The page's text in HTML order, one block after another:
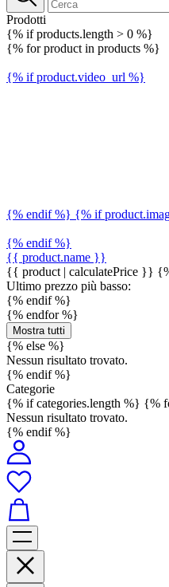
Prodotti
{% if products.length > 0 %}
{% for product in products %}
{% if product.video_url %}
{% endif %} {% if
{% endif %}
{{ product.name }}
{{ product | calculatePrice }}
Ultimo prezzo più basso:
{% endif %}
{% endfor %}
Mostra tutti
{% else %}
Nessun risultato trovato.
{% endif %}
Categorie
{% if categories.length %} {%
Nessun risultato trovato.
{% endif %}